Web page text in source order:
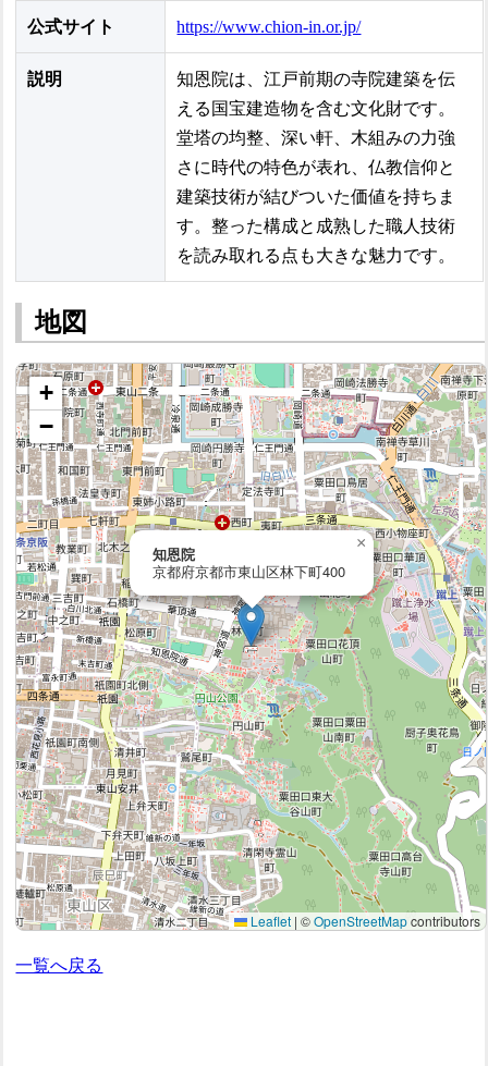
公式サイト https://www.chion-in.or.jp/
説明
知恩院は、江戸前期の寺院建築を伝
える国宝建造物を含む文化財です。
堂塔の均整、深い軒、木組みの力強
さに時代の特色が表れ、仏教信仰と
建築技術が結びついた価値を持ちま
す。整った構成と成熟した職人技術
を読み取れる点も大きな魅力です。
地図
知恩院
京都府京都市東山区林下町400
×
+
−
Leaflet | ©OpenStreetMapcontributors
一覧へ戻る